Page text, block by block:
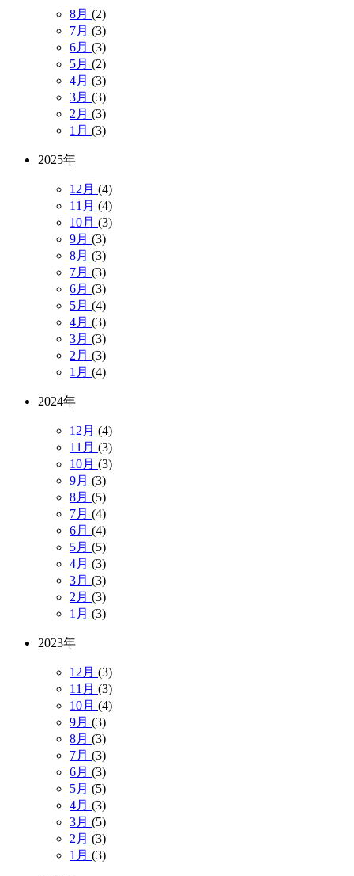
8月 (2)
7月 (3)
6月 (3)
5月 (2)
4月 (3)
3月 (3)
2月 (3)
1月 (3)
2025年
12月 (4)
11月 (4)
10月 (3)
9月 (3)
8月 (3)
7月 (3)
6月 (3)
5月 (4)
4月 (3)
3月 (3)
2月 (3)
1月 (4)
2024年
12月 (4)
11月 (3)
10月 (3)
9月 (3)
8月 (5)
7月 (4)
6月 (4)
5月 (5)
4月 (3)
3月 (3)
2月 (3)
1月 (3)
2023年
12月 (3)
11月 (3)
10月 (4)
9月 (3)
8月 (3)
7月 (3)
6月 (3)
5月 (5)
4月 (3)
3月 (5)
2月 (3)
1月 (3)